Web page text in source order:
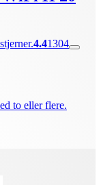
4.41304
to eller flere.